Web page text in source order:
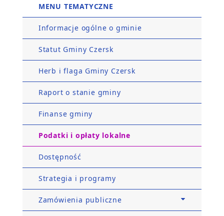
MENU TEMATYCZNE
Informacje ogólne o gminie
Statut Gminy Czersk
Herb i flaga Gminy Czersk
Raport o stanie gminy
Finanse gminy
Podatki i opłaty lokalne
Dostępność
Strategia i programy
Zamówienia publiczne